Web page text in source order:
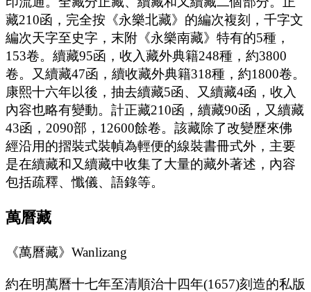
藏210函，完全按《永樂北藏》的編次複刻，千字文
編次天字至史字，末附《永樂南藏》特有的5種，
153卷。續藏95函，收入藏外典籍248種，約3800
卷。又續藏47函，續收藏外典籍318種，約1800卷。
康熙十六年以後，抽去續藏5函、又續藏4函，收入
內容也略有變動。計正藏210函，續藏90函，又續藏
43函，2090部，12600餘卷。該藏除了改變歷來佛
經沿用的摺裝式裝幀為輕便的線裝書冊式外，主要
是在續藏和又續藏中收集了大量的藏外著述，內容
包括疏釋、懺儀、語錄等。
萬曆藏
《萬曆藏》Wanlizang
約在明萬曆十七年至清順治十四年(1657)刻造的私版